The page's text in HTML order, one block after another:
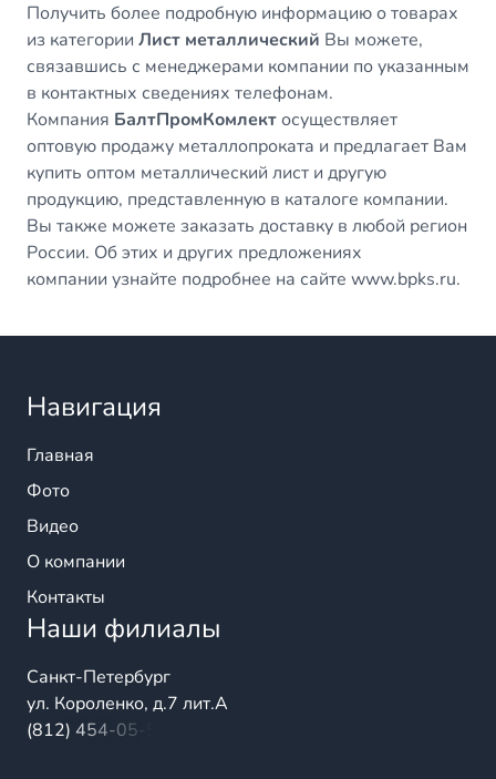
Получить более подробную информацию о товарах
из категории Лист металлический Вы можете,
связавшись с менеджерами компании по указанным
в контактных сведениях телефонам.
Компания БалтПромКомлектосуществляет
оптовую продажу металлопроката и предлагает Вам
купить оптом металлический лист и другую
продукцию, представленную в каталоге компании.
Вы также можете заказать доставку в любой регион
России. Об этих и других предложениях
компании узнайте подробнее на сайте www.bpks.ru.
Навигация
Главная
Фото
Видео
О компании
Контакты
Наши филиалы
Санкт-Петербург
ул. Короленко, д.7 лит.А
(812) 454-05-54